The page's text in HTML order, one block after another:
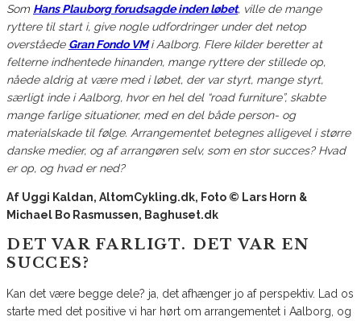
Som Hans Plauborg forudsagde inden løbet, ville de mange
ryttere til start i, give nogle udfordringer under det netop
overståede Gran Fondo VM i Aalborg. Flere kilder beretter at
felterne indhentede hinanden, mange ryttere der stillede op,
nåede aldrig at være med i løbet, der var styrt, mange styrt,
særligt inde i Aalborg, hvor en hel del “road furniture”, skabte
mange farlige situationer, med en del både person- og
materialskade til følge. Arrangementet betegnes alligevel i større
danske medier, og af arrangøren selv, som en stor succes? Hvad
er op, og hvad er ned?
Af Uggi Kaldan, AltomCykling.dk, Foto © Lars Horn &
Michael Bo Rasmussen, Baghuset.dk
DET VAR FARLIGT. DET VAR EN
SUCCES?
Kan det være begge dele? ja, det afhænger jo af perspektiv. Lad os
starte med det positive vi har hørt om arrangementet i Aalborg, og